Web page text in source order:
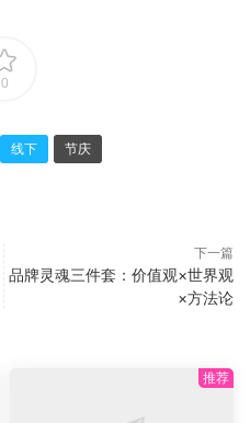
0
线下 节庆
下一篇
品牌灵魂三件套：价值观×世界观
×方法论